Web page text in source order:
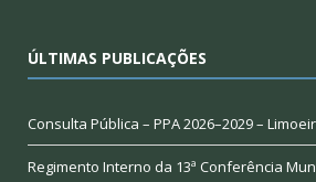
ÚLTIMAS PUBLICAÇÕES
Consulta Pública – PPA 2026–2029 –
Regimento Interno da 13ª Conferência